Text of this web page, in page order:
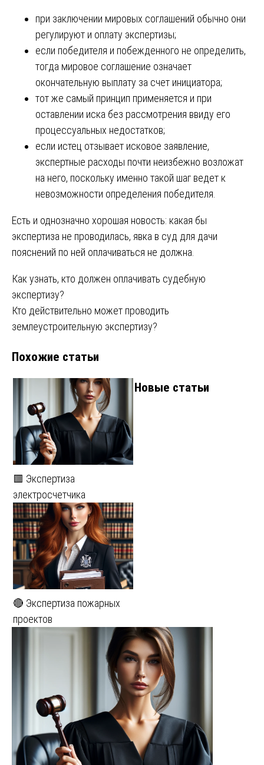
при заключении мировых соглашений обычно они
регулируют и оплату экспертизы;
если победителя и побежденного не определить,
тогда мировое соглашение означает
окончательную выплату за счет инициатора;
тот же самый принцип применяется и при
оставлении иска без рассмотрения ввиду его
процессуальных недостатков;
если истец отзывает исковое заявление,
экспертные расходы почти неизбежно возложат
на него, поскольку именно такой шаг ведет к
невозможности определения победителя.
Есть и однозначно хорошая новость: какая бы
экспертиза не проводилась, явка в суд для дачи
пояснений по ней оплачиваться не должна.
Навигация
по
записям
Как узнать, кто должен оплачивать судебную
экспертизу?
Кто действительно может проводить
землеустроительную экспертизу?
Похожие статьи
🟥 Экспертиза
электросчетчика
🔴 Экспертиза пожарных
проектов
Новые статьи